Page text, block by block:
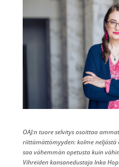
OAJ:n tuore selvitys osoittaa
riittämättömyyden: kolme neljästä
saa vähemmän opetusta kuin
Vihreiden kansanedustaja Inka